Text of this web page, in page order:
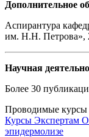
Дополнительное
Аспирантура
им. Н.Н. Петрова»,
Научная
Более 30
Проводимые курсы
Курсы Экспертам
эпидермолизе